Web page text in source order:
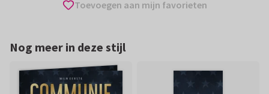
Toevoegen aan mijn favorieten
Nog meer in deze stijl